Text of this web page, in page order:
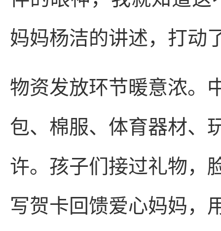
妈妈杨洁的讲述，打动
物资发放环节暖意浓。
包、棉服、体育器材、
许。孩子们接过礼物，
写贺卡回馈爱心妈妈，